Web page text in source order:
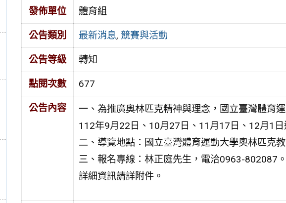
發佈單位 體育組
公告類別 最新消息, 競賽與活動
公告等級 轉知
點閱次數 677
公告內容
一、為推廣奧林匹克精神與理念，國立臺灣體育
112年9月22日、10月27日、11月17日、12月1日
二、導覽地點：國立臺灣體育運動大學奧林匹克
三、報名專線：林正庭先生，電洽0963-802087。
詳細資訊請詳附件。